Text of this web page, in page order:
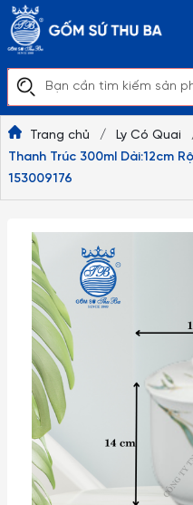
Trang chủ / Ly Có Quai
Thanh Trúc 300ml Dài:12cm
153009176